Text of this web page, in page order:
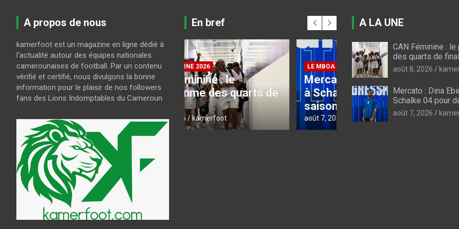
A propos de nous
kamerfoot est un magazine en ligne dédié à
l'actualité autour des équipes nationales
camerounaises de football. Par un contenu
vérifié et certifié, nous divulgons la bonne
information pour le plaisir de nos followers
fans des Lions Indomptables du Cameroun
En bref
CAN FEMININE 2026
CAN Féminine : le
programme des quarts de
août 8, 2026 kamerfoot
LE MBOA
Mercato : Dina Ebimbe file
à Schalke 04 pour deux
saisons
août 7, 2026 kamerfoot
CAN FEMININE 2026
CAN féminine 2026 :
briser la bête noire
nigériane, les
n’ont plus le choix
août 7, 2026 kamerfoot
A LA UNE
CAN Féminine : le
des quarts de
août 8, 2026
Mercato : Dina
Schalke 04 pour
août 7, 2026